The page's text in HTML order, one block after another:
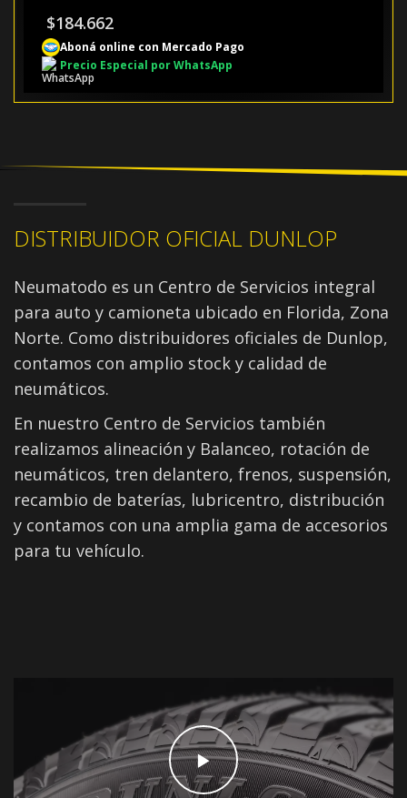
$184.662
Aboná online con Mercado Pago
Precio Especial por WhatsApp
DISTRIBUIDOR OFICIAL DUNLOP
Neumatodo es un Centro de Servicios integral
para auto y camioneta ubicado en Florida, Zona
Norte. Como distribuidores oficiales de Dunlop,
contamos con amplio stock y calidad de
neumáticos.
En nuestro Centro de Servicios también
realizamos alineación y Balanceo, rotación de
neumáticos, tren delantero, frenos, suspensión,
recambio de baterías, lubricentro, distribución
y contamos con una amplia gama de accesorios
para tu vehículo.